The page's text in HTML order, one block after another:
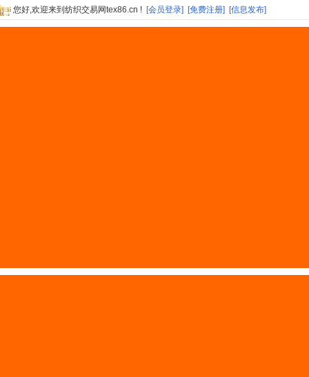
您好,欢迎来到纺织交易网tex86.cn ! [会员登录] [免费注册] [信息发布]